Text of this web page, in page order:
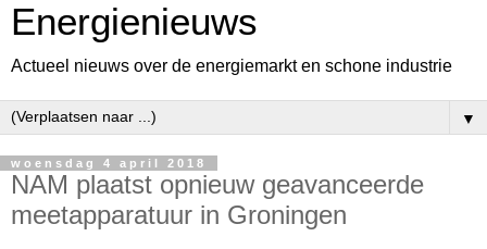
Energienieuws
Actueel nieuws over de energiemarkt en schone industrie
▼
woensdag 4 april 2018
NAM plaatst opnieuw geavanceerde
meetapparatuur in Groningen